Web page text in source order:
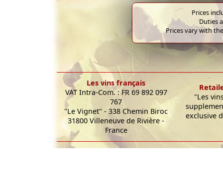
Prices
Duties
Prices vary with
Les vins français
VAT Intra-Com. : FR 69 892 097
767
"Le Vignet" - 338 Chemin Biroc
31800 Villeneuve de Rivière -
France
"Les
exclusive